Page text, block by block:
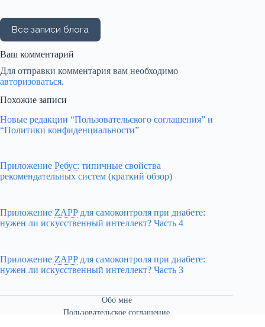
Ваш комментарий
Для отправки комментария вам необходимо
авторизоваться.
Похожие записи
Новые редакции “Пользовательского соглашения” и
“Политики конфиденциальности”
Приложение Ребус: типичные свойства
рекомендательных систем (краткий обзор)
Приложение ZAPP для самоконтроля при диабете:
нужен ли искусственный интеллект? Часть 4
Приложение ZAPP для самоконтроля при диабете:
нужен ли искусственный интеллект? Часть 3
Обо мне
Пользовательское соглашение